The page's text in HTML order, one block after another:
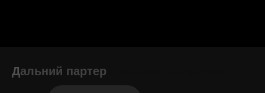
Дальний партер